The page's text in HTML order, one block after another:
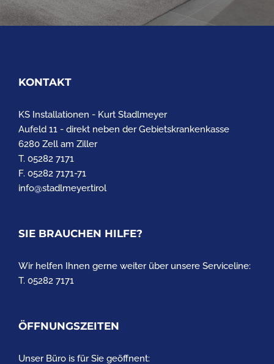
KONTAKT
KS Installationen - Kurt Stadlmeyer
Aufeld 11 - direkt neben der Gebietskrankenkasse
6280 Zell am Ziller
T. 05282 7171
F. 05282 7171-71
info@stadlmeyer.tirol
SIE BRAUCHEN HILFE?
Wir helfen Ihnen gerne weiter über unsere Serviceline:
T. 05282 7171
ÖFFNUNGSZEITEN
Unser Büro is für Sie geöffnent: